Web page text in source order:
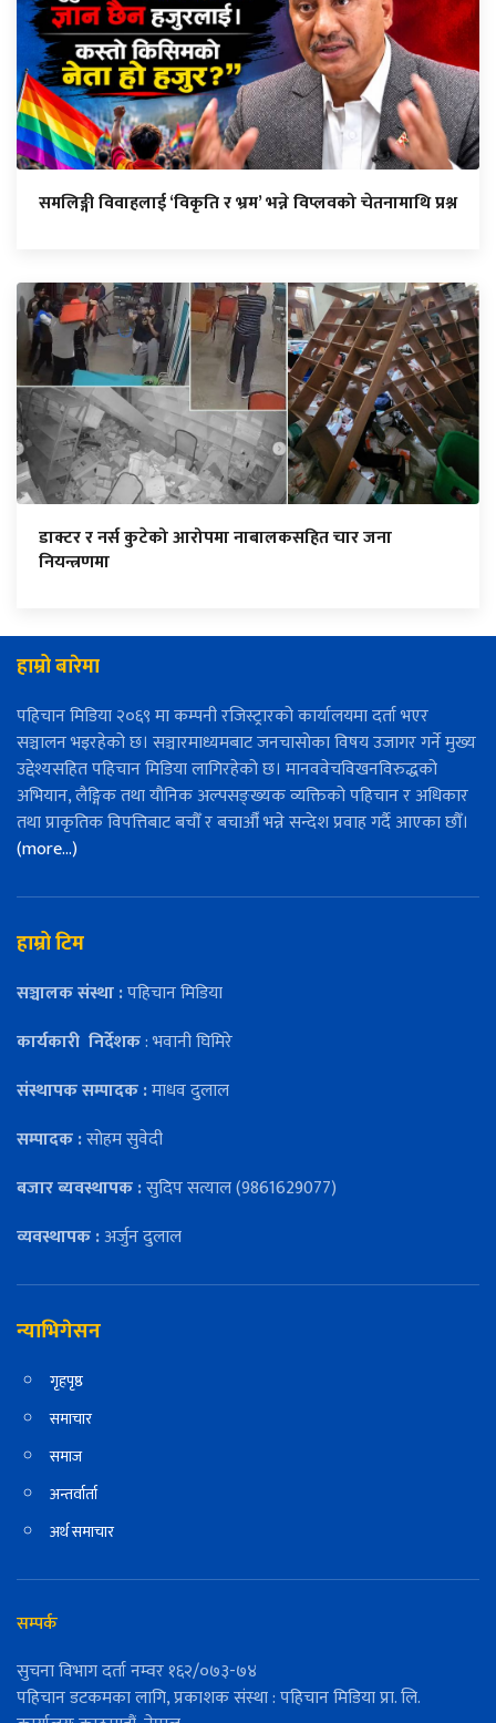
समलिङ्गी विवाहलाई ‘विकृति र भ्रम’ भन्ने विप्लवको चेतनामाथि प्रश्न
डाक्टर र नर्स कुटेको आरोपमा नाबालकसहित चार जना
नियन्त्रणमा
हाम्रो बारेमा
पहिचान मिडिया २०६९ मा कम्पनी रजिस्ट्रारको कार्यालयमा दर्ता भएर
सञ्चालन भइरहेको छ। सञ्चारमाध्यमबाट जनचासोका विषय उजागर गर्ने मुख्य
उद्देश्यसहित पहिचान मिडिया लागिरहेको छ। मानववेचविखनविरुद्धको
अभियान, लैङ्गिक तथा यौनिक अल्पसङ्ख्यक व्यक्तिको पहिचान र अधिकार
तथा प्राकृतिक विपत्तिबाट बचौँ र बचाऔँ भन्ने सन्देश प्रवाह गर्दै आएका छौँ।
(more…)
हाम्रो टिम
सञ्चालक संस्था :पहिचान मिडिया
कार्यकारी निर्देशक: भवानी घिमिरे
संस्थापक सम्पादक :माधव दुलाल
सम्पादक :सोहम सुवेदी
बजार ब्यवस्थापक :सुदिप सत्याल (9861629077)
व्यवस्थापक :अर्जुन दुलाल
न्याभिगेसन
गृहपृष्ठ
समाचार
समाज
अन्तर्वार्ता
अर्थ समाचार
सम्पर्क
सुचना विभाग दर्ता नम्वर १६२/०७३-७४
पहिचान डटकमका लागि, प्रकाशक संस्था : पहिचान मिडिया प्रा. लि.